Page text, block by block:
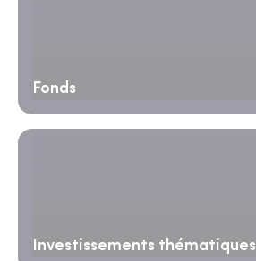
Fonds
Investissements thématiques